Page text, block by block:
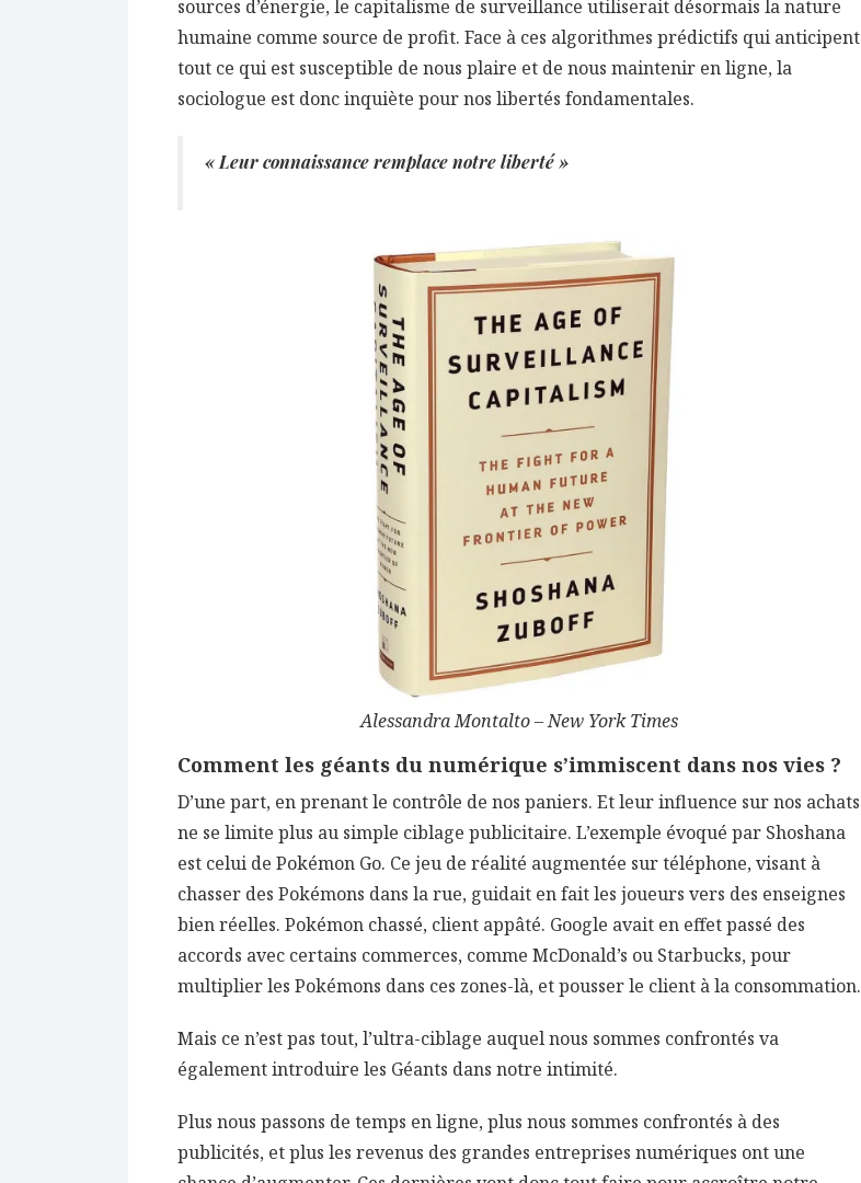
sources d’énergie, le capitalisme de surveillance utiliserait désormais la nature
humaine comme source de profit. Face à ces algorithmes prédictifs qui anticipent
tout ce qui est susceptible de nous plaire et de nous maintenir en ligne, la
sociologue est donc inquiète pour nos libertés fondamentales.
« Leur connaissance remplace notre liberté »
Alessandra Montalto – New York Times
Comment les géants du numérique s’immiscent dans nos vies ?
D’une part, en prenant le contrôle de nos paniers. Et leur influence sur nos achats
ne se limite plus au simple ciblage publicitaire. L’exemple évoqué par Shoshana
est celui de Pokémon Go. Ce jeu de réalité augmentée sur téléphone, visant à
chasser des Pokémons dans la rue, guidait en fait les joueurs vers des enseignes
bien réelles. Pokémon chassé, client appâté. Google avait en effet passé des
accords avec certains commerces, comme McDonald’s ou Starbucks, pour
multiplier les Pokémons dans ces zones-là, et pousser le client à la consommation.
Mais ce n’est pas tout, l’ultra-ciblage auquel nous sommes confrontés va
également introduire les Géants dans notre intimité.
Plus nous passons de temps en ligne, plus nous sommes confrontés à des
publicités, et plus les revenus des grandes entreprises numériques ont une